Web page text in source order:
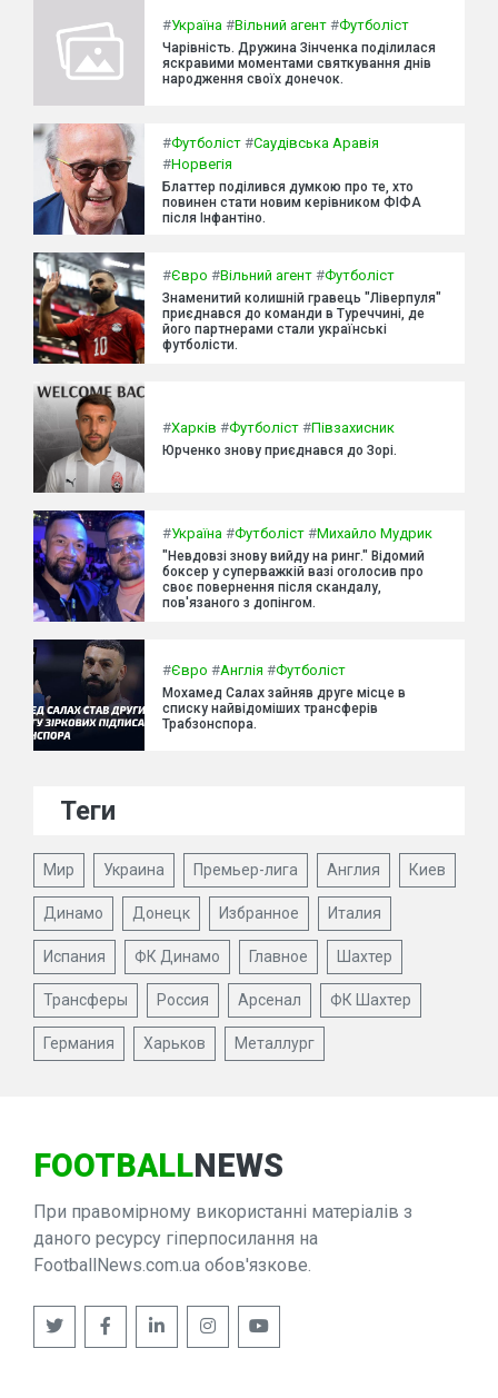
#Україна #Вільний агент #Футболіст
Чарівність. Дружина Зінченка поділилася
яскравими моментами святкування днів
народження своїх донечок.
#Футболіст #Саудівська Аравія
#Норвегія
Блаттер поділився думкою про те, хто
повинен стати новим керівником ФІФА
після Інфантіно.
#Євро #Вільний агент #Футболіст
Знаменитий колишній гравець "Ліверпуля"
приєднався до команди в Туреччині, де
його партнерами стали українські
футболісти.
#Харків #Футболіст #Півзахисник
Юрченко знову приєднався до Зорі.
#Україна #Футболіст #Михайло Мудрик
"Невдовзі знову вийду на ринг." Відомий
боксер у суперважкій вазі оголосив про
своє повернення після скандалу,
пов'язаного з допінгом.
#Євро #Англія #Футболіст
Мохамед Салах зайняв друге місце в
списку найвідоміших трансферів
Трабзонспора.
Теги
Мир Украина Премьер-лига Англия Киев
Динамо Донецк Избранное Италия
Испания ФК Динамо Главное Шахтер
Трансферы Россия Арсенал ФК Шахтер
Германия Харьков Металлург
FOOTBALLNEWS
При правомірному використанні матеріалів з
даного ресурсу гіперпосилання на
FootballNews.com.ua обов'язкове.